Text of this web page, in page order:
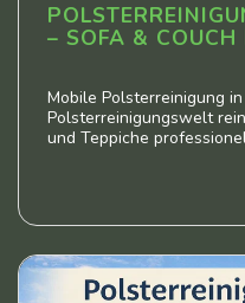
– SOFA &
Mobile Polsterreinigung
Polsterreinigungswelt
und Teppiche